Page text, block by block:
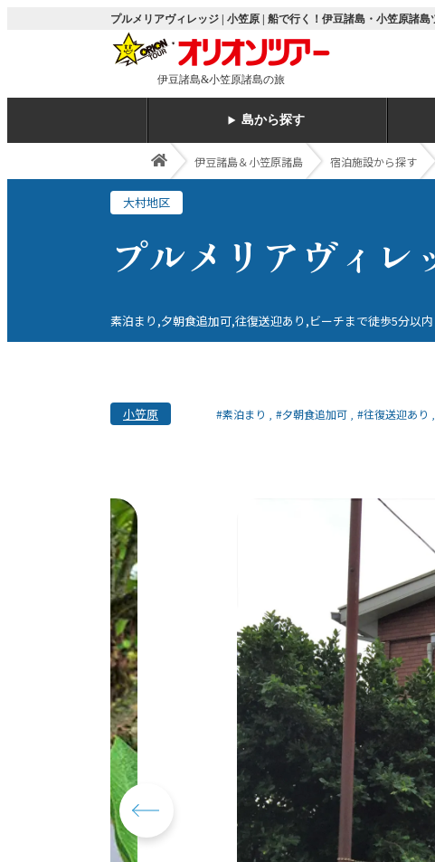
プルメリアヴィレッジ | 小笠原 | 船で行く！伊豆諸島・小笠原諸
伊豆諸島&小笠原諸島の旅
島から探す
伊豆諸島＆小笠原諸島 宿泊施設から探す
大村地区
プルメリアヴィレ
素泊まり,夕朝食追加可,往復送迎あり,ビーチまで徒歩5分以内
小笠原 #素泊まり #夕朝食追加可 #往復送迎あり